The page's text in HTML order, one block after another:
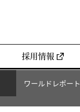
採用情報
ワールドレポート